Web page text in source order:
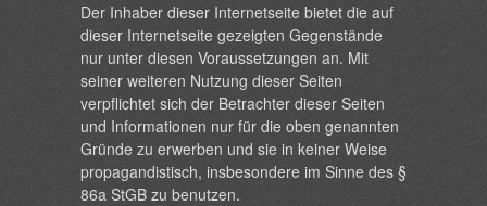
Der Inhaber dieser Internetseite bietet die auf
dieser Internetseite gezeigten Gegenstände
nur unter diesen Voraussetzungen an. Mit
seiner weiteren Nutzung dieser Seiten
verpflichtet sich der Betrachter dieser Seiten
und Informationen nur für die oben genannten
Gründe zu erwerben und sie in keiner Weise
propagandistisch, insbesondere im Sinne des §
86a StGB zu benutzen.